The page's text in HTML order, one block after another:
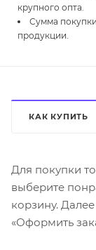
крупного опта.
Сумма
продукции.
КАК КУПИТЬ
Для покупки
выберите
корзину.
«Оформить